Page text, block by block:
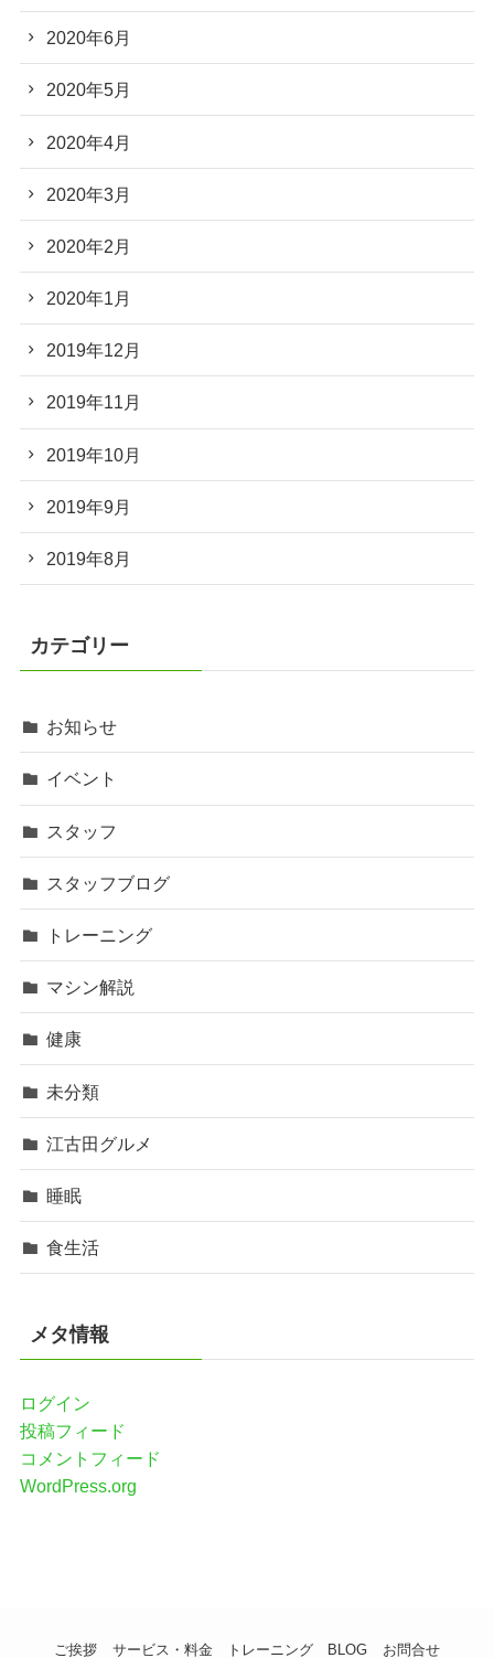
2020年6月
2020年5月
2020年4月
2020年3月
2020年2月
2020年1月
2019年12月
2019年11月
2019年10月
2019年9月
2019年8月
カテゴリー
お知らせ
イベント
スタッフ
スタッフブログ
トレーニング
マシン解説
健康
未分類
江古田グルメ
睡眠
食生活
メタ情報
ログイン
投稿フィード
コメントフィード
WordPress.org
ご挨拶 サービス・料金 トレーニング BLOG お問合せ